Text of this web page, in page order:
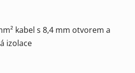
kabel s 8,4 mm otvorem a
izolace